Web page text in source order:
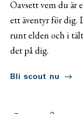
Oavsett vem du är
ett äventyr för dig.
runt elden och i
det på dig.
Bli scout nu